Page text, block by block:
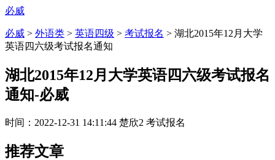
必威
必威 > 外语类 > 英语四级 > 考试报名 > 湖北2015年12月大学
英语四六级考试报名通知
湖北2015年12月大学英语四六级考试报名
通知-必威
时间： 2022-12-31 14:11:44 楚欣2 考试报名
推荐文章